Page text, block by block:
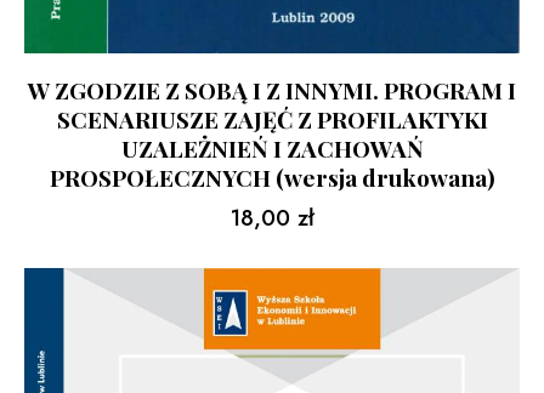
W ZGODZIE Z SOBĄ I Z INNYMI. PROGRAM I
SCENARIUSZE ZAJĘĆ Z PROFILAKTYKI
UZALEŻNIEŃ I ZACHOWAŃ
PROSPOŁECZNYCH (wersja drukowana)
18,00 zł